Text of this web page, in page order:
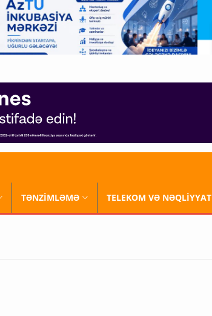
TƏNZİMLƏMƏ TELEKOM VƏ NƏQLİYYAT